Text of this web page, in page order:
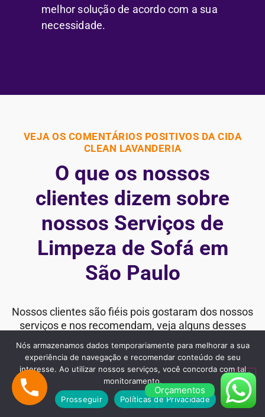
melhor solução de acordo com a sua
necessidade.
VEJA OS COMENTÁRIOS POSITIVOS DA CIDA
CLEAN LAVANDERIA
O que os nossos
clientes dizem sobre
nossos Serviços de
Limpeza de Sofá em
São Paulo
Nossos clientes são fiéis pois gostaram dos nossos
serviços e nos recomendam, veja alguns desses
comentários:
"Estou extremamente satisfeita com o
Orçamentos
Nós armazenamos dados temporariamente para melhorar a sua
experiência de navegação e recomendar conteúdo de seu
interesse. Ao utilizar nossos serviços, você concorda com tal
monitoramento.
Prosseguir
Políticas de Privacidade